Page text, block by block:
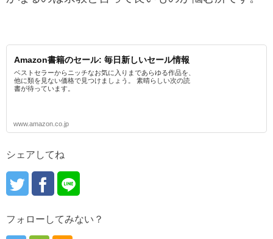
Amazon書籍のセール: 毎日新しいセール情報
ベストセラーからニッチなお気に入りまであらゆる作品を、
他に類を見ない価格で見つけましょう。 素晴らしい次の読
書が待っています。
www.amazon.co.jp
シェアしてね
フォローしてみない？